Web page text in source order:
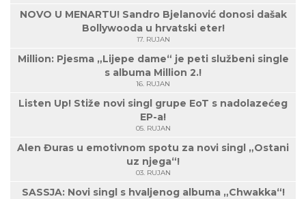
NOVO U MENARTU! Sandro Bjelanović donosi dašak
Bollywooda u hrvatski eter!
17. RUJAN
Million: Pjesma „Lijepe dame“ je peti službeni single
s albuma Million 2.!
16. RUJAN
Listen Up! Stiže novi singl grupe EoT s nadolazećeg
EP-a!
05. RUJAN
Alen Đuras u emotivnom spotu za novi singl „Ostani
uz njega“!
03. RUJAN
SASSJA: Novi singl s hvaljenog albuma „Chwakka“!